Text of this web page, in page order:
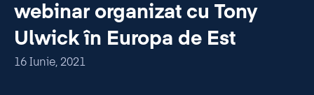
webinar organizat cu Tony
Ulwick în Europa de Est
16 Iunie, 2021